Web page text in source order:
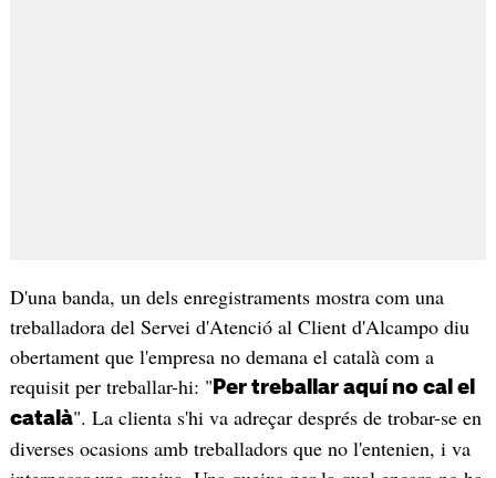
D'una banda, un dels enregistraments mostra com una
treballadora del Servei d'Atenció al Client d'Alcampo diu
obertament que l'empresa no demana el català com a
requisit per treballar-hi: " Per treballar aquí no cal el
català". La clienta s'hi va adreçar després de trobar-se en
diverses ocasions amb treballadors que no l'entenien, i va